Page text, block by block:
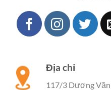
Địa chỉ
117/3 Dương